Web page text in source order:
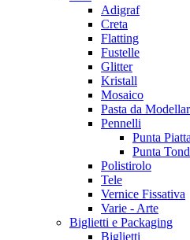
Adigraf
Creta
Flatting
Fustelle
Glitter
Kristall
Mosaico
Pasta da
Pennelli
Punta Piatta
Punta
Polistirolo
Tele
Vernice Fissativa
Varie - Arte
Biglietti e Packaging
Biglietti